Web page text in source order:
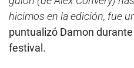
hicimos en la edición, fue
puntualizó Damon
festival.